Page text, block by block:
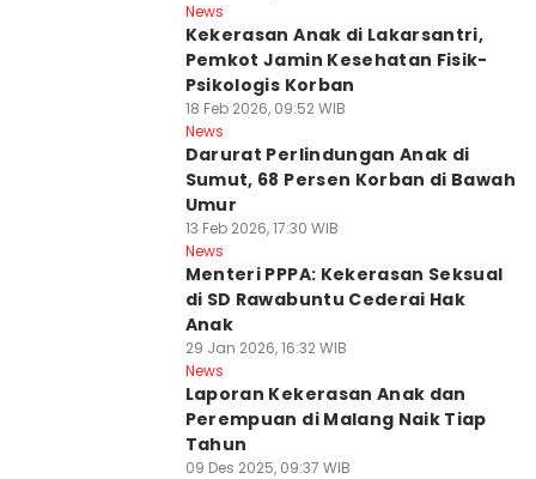
News
Kekerasan Anak di Lakarsantri,
Pemkot Jamin Kesehatan Fisik-
Psikologis Korban
18 Feb 2026, 09:52 WIB
News
Darurat Perlindungan Anak di
Sumut, 68 Persen Korban di Bawah
Umur
13 Feb 2026, 17:30 WIB
News
Menteri PPPA: Kekerasan Seksual
di SD Rawabuntu Cederai Hak
Anak
29 Jan 2026, 16:32 WIB
News
Laporan Kekerasan Anak dan
Perempuan di Malang Naik Tiap
Tahun
09 Des 2025, 09:37 WIB